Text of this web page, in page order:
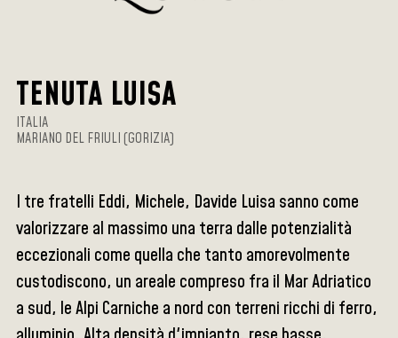
TENUTA LUISA
ITALIA
MARIANO DEL FRIULI (GORIZIA)
I tre fratelli Eddi, Michele, Davide Luisa sanno come
valorizzare al massimo una terra dalle potenzialità
eccezionali come quella che tanto amorevolmente
custodiscono, un areale compreso fra il Mar Adriatico
a sud, le Alpi Carniche a nord con terreni ricchi di ferro,